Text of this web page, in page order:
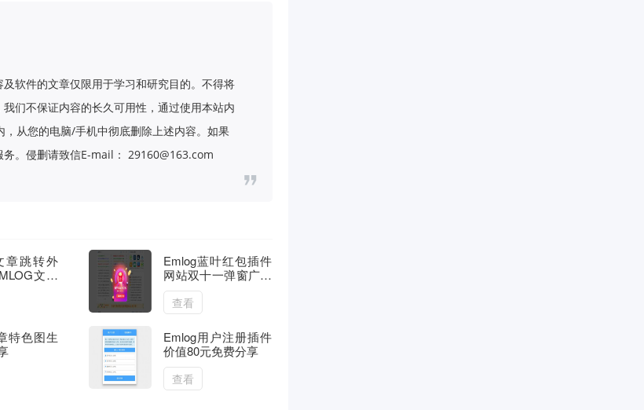
软件的文章仅限用于学习和研究目的。不得将
们不保证内容的长久可用性，通过使用本站内
从您的电脑/手机中彻底删除上述内容。如果
。侵删请致信E-mail： 29160@163.com
章跳转外
文章
转必备
Emlog蓝叶红包插件
网站双十一弹窗广告
一键开启
查看
特色图生
Emlog用户注册插件
价值80元免费分享
查看